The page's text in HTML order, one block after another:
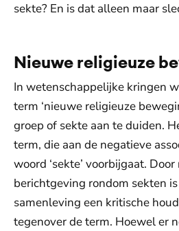
sekte? En is dat alleen maar
Nieuwe religieuze
In wetenschappelijke kringen
term ‘nieuwe religieuze
groep of sekte aan te duiden.
term, die aan de negatieve
woord ‘sekte’ voorbijgaat.
berichtgeving rondom sekten
samenleving een kritische
tegenover de term. Hoewel er